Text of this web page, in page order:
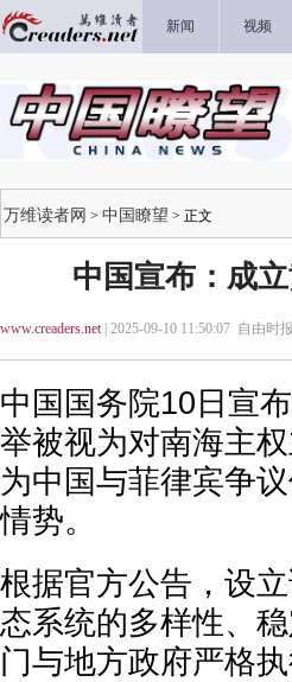
新闻 视频
万维读者网 > 中国瞭望 > 正文
中国宣布：成
www.creaders.net| 2025-09-10 11:50:07 自由时报
中国国务院10日宣
举被视为对南海主
为中国与菲律宾争
情势。
根据官方公告，设
态系统的多样性、
门与地方政府严格